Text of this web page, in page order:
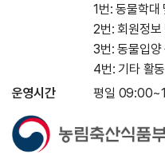
1번: 동물학대
2번: 회원정보
3번: 동물입양
4번: 기타 활
운영시간
평일